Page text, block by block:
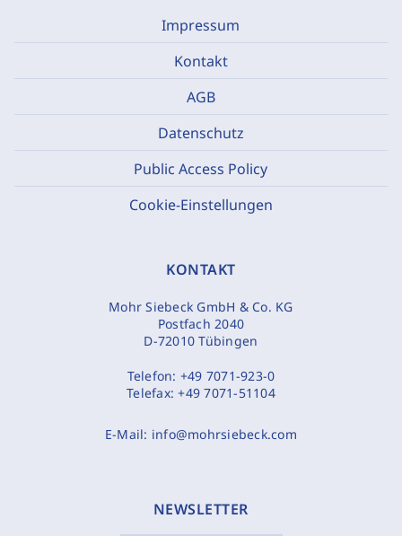
Impressum
Kontakt
AGB
Datenschutz
Public Access Policy
Cookie-Einstellungen
KONTAKT
Mohr Siebeck GmbH & Co. KG
Postfach 2040
D-72010 Tübingen
Telefon: +49 7071-923-0
Telefax:+49 7071-51104
E-Mail: info@mohrsiebeck.com
NEWSLETTER